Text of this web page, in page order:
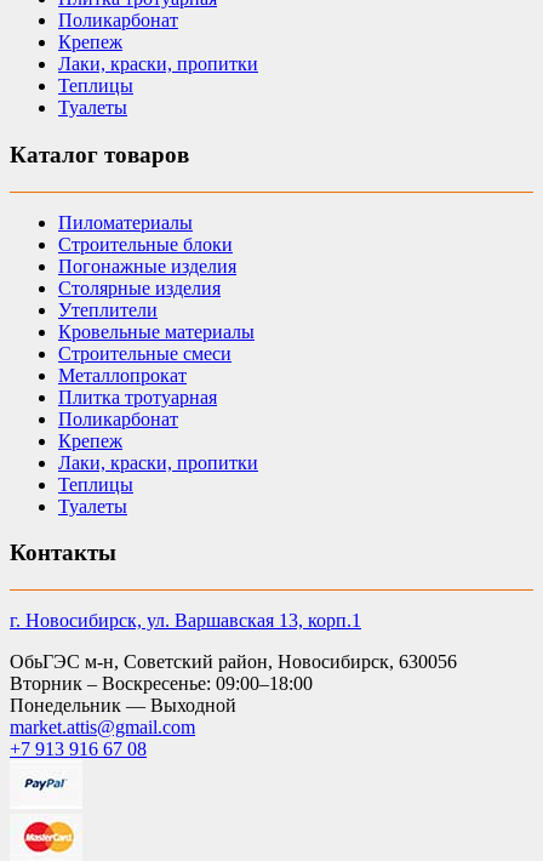
Поликарбонат
Крепеж
Лаки, краски, пропитки
Теплицы
Туалеты
Каталог товаров
Пиломатериалы
Строительные блоки
Погонажные изделия
Столярные изделия
Утеплители
Кровельные материалы
Строительные смеси
Металлопрокат
Плитка тротуарная
Поликарбонат
Крепеж
Лаки, краски, пропитки
Теплицы
Туалеты
Контакты
г. Новосибирск, ул. Варшавская 13, корп.1
ОбьГЭС м-н, Советский район, Новосибирск, 630056
Вторник – Воскресенье: 09:00–18:00
Понедельник — Выходной
market.attis@gmail.com
+7 913 916 67 08